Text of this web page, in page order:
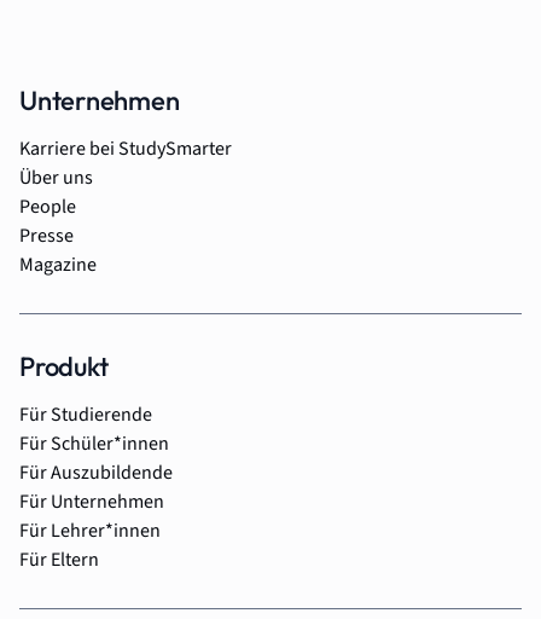
Unternehmen
Karriere bei StudySmarter
Über uns
People
Presse
Magazine
Produkt
Für Studierende
Für Schüler*innen
Für Auszubildende
Für Unternehmen
Für Lehrer*innen
Für Eltern